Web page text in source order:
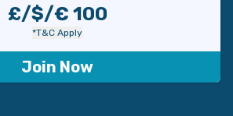
£/$/€ 100
*T&C Apply
Join Now